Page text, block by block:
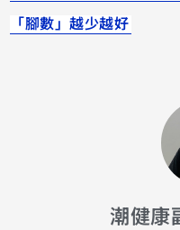
「腳數」越少越好
潮健康